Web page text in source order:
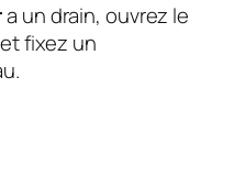
a un drain, ouvrez le
fixez un